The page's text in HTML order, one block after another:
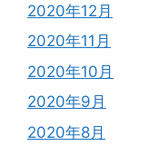
2020年12月
2020年11月
2020年10月
2020年9月
2020年8月